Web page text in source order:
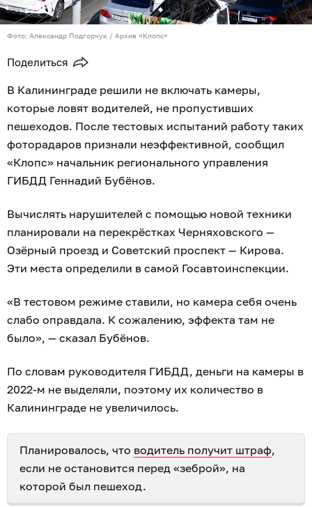
Фото: Александр Подгорчук / Архив «Клопс»
Поделиться
В Калининграде решили не включать камеры,
которые ловят водителей, не пропустивших
пешеходов. После тестовых испытаний работу таких
фоторадаров признали неэффективной, сообщил
«Клопс» начальник регионального управления
ГИБДД Геннадий Бубёнов.
Вычислять нарушителей с помощью новой техники
планировали на перекрёстках Черняховского —
Озёрный проезд и Советский проспект — Кирова.
Эти места определили в самой Госавтоинспекции.
«В тестовом режиме ставили, но камера себя очень
слабо оправдала. К сожалению, эффекта там не
было», — сказал Бубёнов.
По словам руководителя ГИБДД, деньги на камеры в
2022-м не выделяли, поэтому их количество в
Калининграде не увеличилось.
Планировалось, что водитель получит штраф,
если не остановится перед «зеброй», на
которой был пешеход.